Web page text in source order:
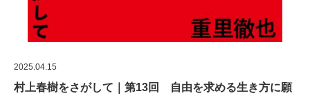
2025.04.15
村上春樹をさがして｜第13回 自由を求める生き方に願